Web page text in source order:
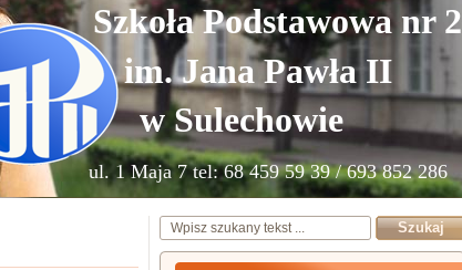
Szkoła Podstawowa nr 2
im. Jana Pawła II
w Sulechowie
ul. 1 Maja 7 tel: 68 459 59 39 / 693 852 286